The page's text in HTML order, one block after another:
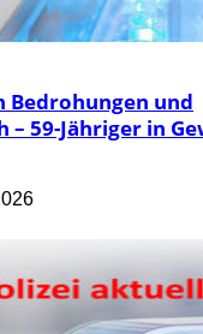
Bedrohungen und
– 59-Jähriger in